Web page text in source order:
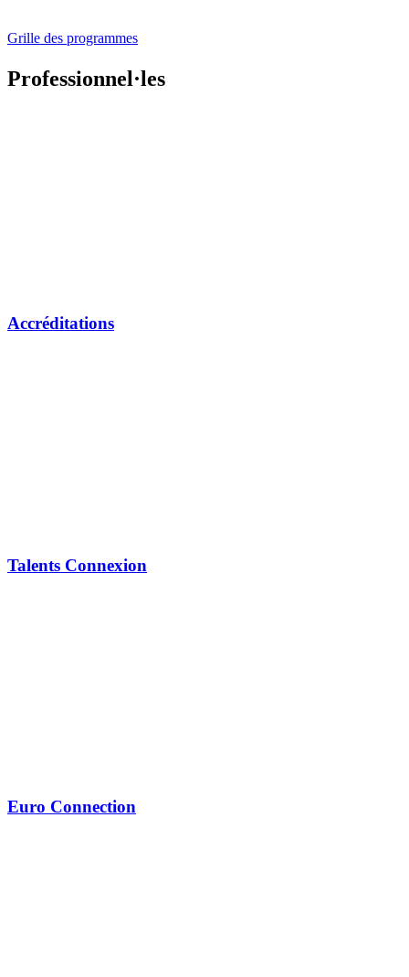
Grille des programmes
Professionnel·les
Accréditations
Talents Connexion
Euro Connection